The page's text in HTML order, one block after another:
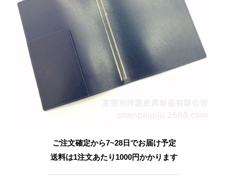
ご注文確定から7~28日でお届け予定
送料は1注文あたり 1000円かかります